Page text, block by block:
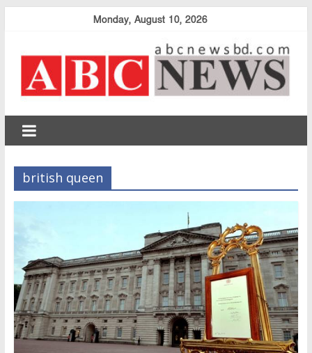
Monday, August 10, 2026
abcnewsbd
british queen